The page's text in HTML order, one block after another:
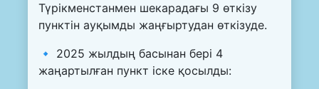
Түрікменстанмен шекарадағы 9 өткізу
пунктін ауқымды жаңғыртудан өткізуде.
🔹 2025 жылдың басынан бері 4
жаңартылған пункт іске қосылды: